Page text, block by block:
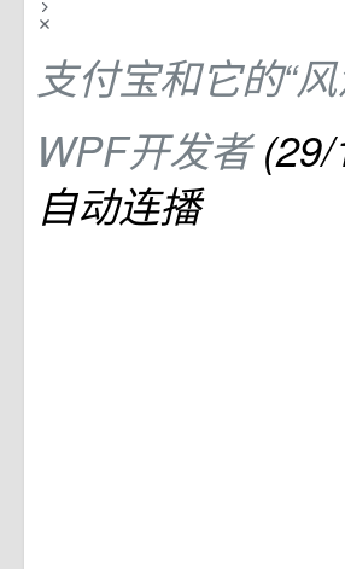
支付宝和它的“
WPF开发者
自动连播